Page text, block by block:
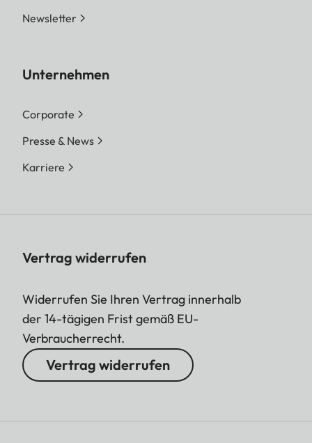
Newsletter
Unternehmen
Corporate
Presse & News
Karriere
Vertrag widerrufen
Widerrufen Sie Ihren Vertrag innerhalb
der 14-tägigen Frist gemäß EU-
Verbraucherrecht.
Vertrag widerrufen